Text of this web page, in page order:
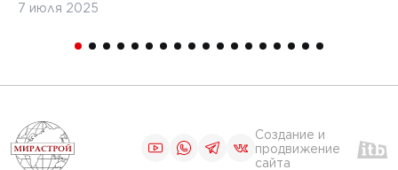
7 июля 2025
Создание и
продвижение
сайта